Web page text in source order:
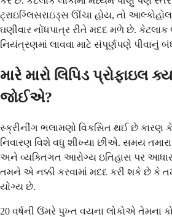
ટ્રાઇગ્લિસરાઇડ્સ ઊંચા હોય, તો
ઘણીવાર નોંધપાત્ર રીતે મદદ મળે છે.
નિયંત્રણમાં લાવવા માટે સંપૂર્ણપણે પીવાનું
મારે મારો લિપિડ પ્રોફાઇલ
જોઈએ?
સ્ક્રીનીંગ ભલામણો વિકસિત થઈ છે
નિવારણ વિશે વધુ શીખ્યા છીએ. સમય
અને વ્યક્તિગત આરોગ્ય ઇતિહાસ પર આધાર
તમને એ નક્કી કરવામાં મદદ કરી શકે છે કે
યોગ્ય છે.
20 વર્ષની ઉંમરે પુખ્ત વયના લોકોએ તેમના